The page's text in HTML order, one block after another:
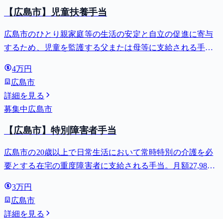
【広島市】児童扶養手当
広島市のひとり親家庭等の生活の安定と自立の促進に寄与
するため、児童を監護する父または母等に支給される手
4万円
広島市
詳細を見る
募集中 広島市
【広島市】特別障害者手当
広島市の20歳以上で日常生活において常時特別の介護を必
要とする在宅の重度障害者に支給される手当。月額27,980
3万円
広島市
詳細を見る